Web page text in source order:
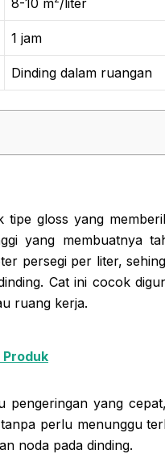
1 jam
Dinding dalam ruangan
gloss yang
yang membuatnya
persegi per liter,
Cat ini cocok
ruang kerja.
pengeringan yang
perlu menunggu
noda pada dinding.